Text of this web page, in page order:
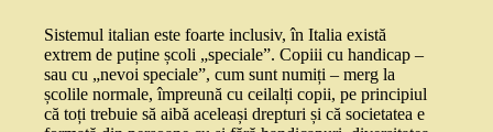
Sistemul italian este foarte inclusiv, în Italia există
extrem de puține școli „speciale”. Copiii cu handicap –
sau cu „nevoi speciale”, cum sunt numiți – merg la
școlile normale, împreună cu ceilalți copii, pe principiul
că toți trebuie să aibă aceleași drepturi și că societatea e